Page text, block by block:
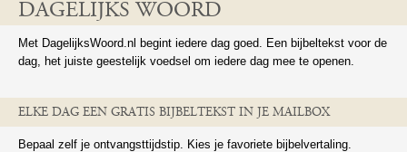
DAGELIJKS WOORD
Met DagelijksWoord.nl begint iedere dag goed. Een bijbeltekst voor de
dag, het juiste geestelijk voedsel om iedere dag mee te openen.
ELKE DAG EEN GRATIS BIJBELTEKST IN JE MAILBOX
Bepaal zelf je ontvangsttijdstip. Kies je favoriete bijbelvertaling.